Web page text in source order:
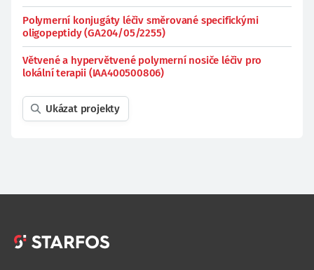
Polymerní konjugáty léčiv směrované specifickými
oligopeptidy (GA204/05/2255)
Větvené a hypervětvené polymerní nosiče léčiv pro
lokální terapii (IAA400500806)
Ukázat projekty